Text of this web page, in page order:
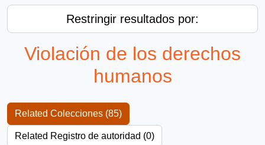
Restringir resultados por:
Violación de los derechos
humanos
Related Colecciones (85)
Related Registro de autoridad (0)